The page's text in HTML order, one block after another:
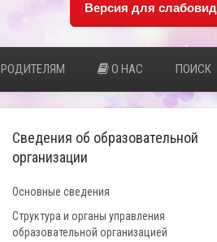
Версия для
РОДИТЕЛЯМ О НАС ПОИСК
Сведения об образовательной
организации
Основные сведения
Структура и органы управления
образовательной организацией